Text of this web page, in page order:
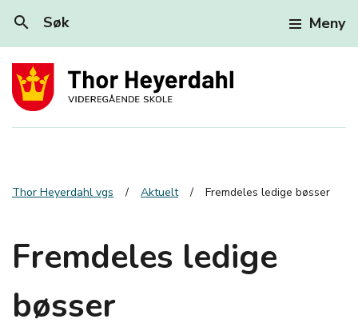
search Søk Meny
Thor Heyerdahl vgs Aktuelt Fremdeles ledige bøsser
Fremdeles ledige
bøsser